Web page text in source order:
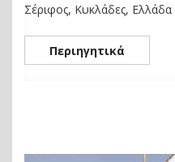
Σέριφος, Κυκλάδες, Ελλάδα
Περιηγητικά